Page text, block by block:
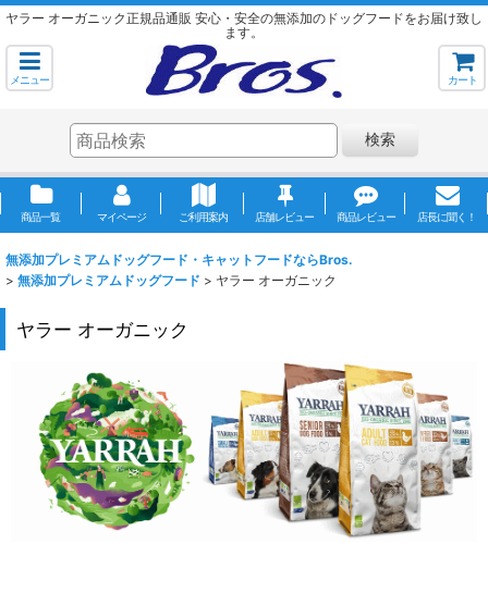
ヤラー オーガニック正規品通販 安心・安全の無添加のドッグフードをお届け致し
ます。
メニュー カート
検索
商品一覧 マイページ ご利用案内 店舗レビュー 商品レビュー 店長に聞く！
無添加プレミアムドッグフード・キャットフードならBros.
> 無添加プレミアムドッグフード > ヤラー オーガニック
ヤラー オーガニック